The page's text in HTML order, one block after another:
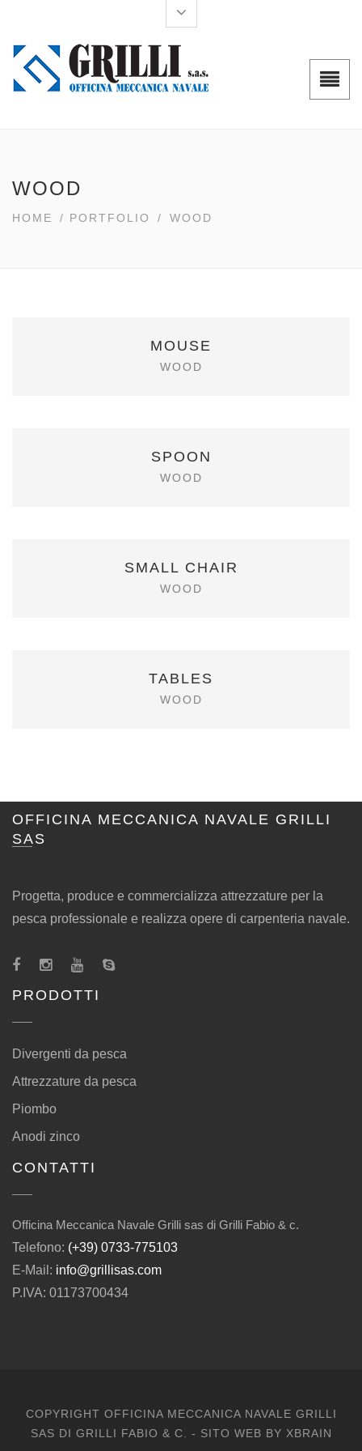
WOOD
HOME / PORTFOLIO / WOOD
MOUSE
WOOD
SPOON
WOOD
SMALL CHAIR
WOOD
TABLES
WOOD
OFFICINA MECCANICA NAVALE GRILLI
SAS
Progetta, produce e commercializza attrezzature per la
pesca professionale e realizza opere di carpenteria navale.
PRODOTTI
Divergenti da pesca
Attrezzature da pesca
Piombo
Anodi zinco
CONTATTI
Officina Meccanica Navale Grilli sas di Grilli Fabio & c.
Telefono: (+39) 0733-775103
E-Mail: info@grillisas.com
P.IVA: 01173700434
COPYRIGHT OFFICINA MECCANICA NAVALE GRILLI
SAS DI GRILLI FABIO & C. - SITO WEB BY XBRAIN